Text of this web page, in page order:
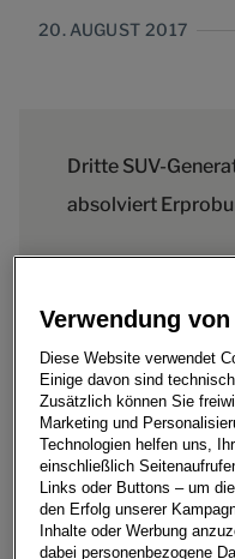
20. AUGUST 2017
Dritte SUV-
absolviert
Salzburg, 21. August
Porsche Cayenne steht
die Neuauflage des
verkauften
einen komplexen und
Erprobungsmarathon
Extrembedingungen.
Verwendung
Diese Website verwendet
Einige davon sind
Zusätzlich können Sie
Marketing und
Technologien helfen uns,
einschließlich
Links oder Buttons – um
den Erfolg unserer
Inhalte oder Werbung
dabei personenbezogene